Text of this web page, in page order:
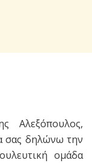
Αλεξόπουλος,
σας δηλώνω την
ομάδα